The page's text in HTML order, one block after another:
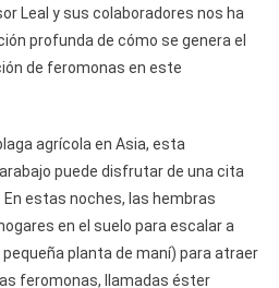
Leal y sus colaboradores nos ha
profunda de cómo se genera el
de feromonas en este
agrícola en Asia, esta
puede disfrutar de una cita
estas noches, las hembras
en el suelo para escalar a
planta de maní) para atraer
feromonas, llamadas éster